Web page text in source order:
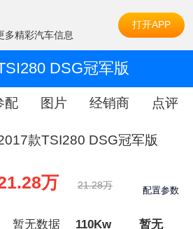
多精彩汽车信息
打开APP
DSG冠军版
配 图片 经销商 点评
款TSI280 DSG冠军版
万 21.28万 配置参数
暂无数据 110Kw 暂无